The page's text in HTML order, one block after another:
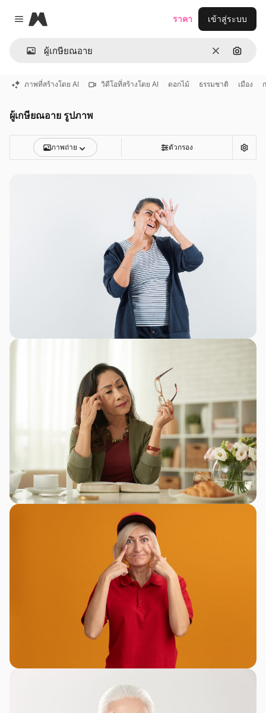
Close menu
Magnific
ชัดเจนค้นหา
ราคา เข้าสู่ระบบ
ภาพที่สร้างโดย AI วิดีโอที่สร้างโดย AI ดอกไม้ ธรรมชาติ เมือง
ผู้เกษียณอาย รูปภาพ
ภาพถ่าย ตัวกรอง